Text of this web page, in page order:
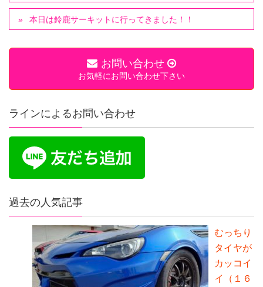
本日は鈴鹿サーキットに行ってきました！！
お問い合わせ
お気軽にお問い合わせ下さい
ラインによるお問い合わせ
過去の人気記事
むっちり
タイヤが
カッコイ
イ（１６